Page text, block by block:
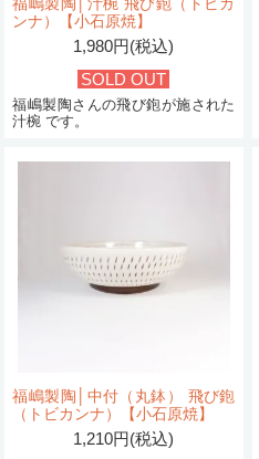
ンナ）【小石原焼】
1,980円(税込)
SOLD OUT
福嶋製陶さんの飛び鉋が施された
汁椀 です。
福嶋製陶│中付（丸鉢） 飛び鉋
（トビカンナ）【小石原焼】
1,210円(税込)